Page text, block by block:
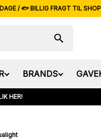
/ 🐟 BILLIG FRAGT TIL SHOP
BRANDS
HER!